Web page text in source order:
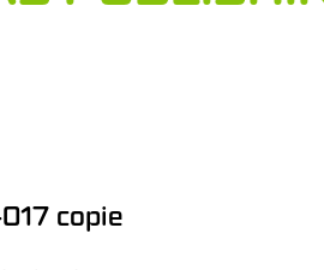
copie